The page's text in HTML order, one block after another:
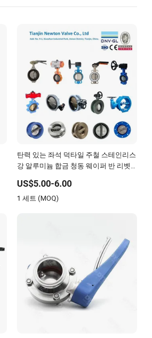
탄력 있는 좌석 덕타일 주철 스테인리스
강 알루미늄 합금 청동 웨이퍼 반 리벳
글로브 밸브 Y 스트레이너
US$5.00-6.00
1 세트 (MOQ)